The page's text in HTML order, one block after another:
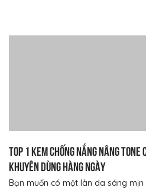
TOP 1 kem chống nắng nâng
khuyên dùng hàng ngày
Bạn muốn có một làn da sáng